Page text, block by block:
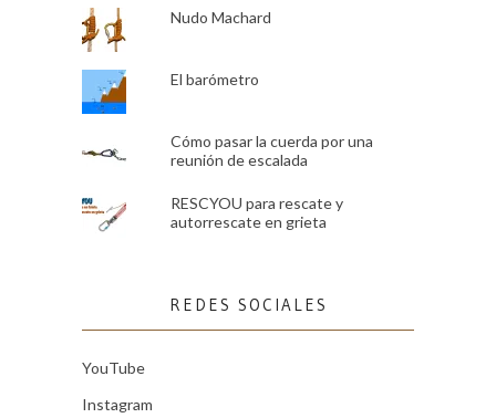
Nudo Machard
El barómetro
Cómo pasar la cuerda por una
reunión de escalada
RESCYOU para rescate y
autorrescate en grieta
REDES SOCIALES
YouTube
Instagram